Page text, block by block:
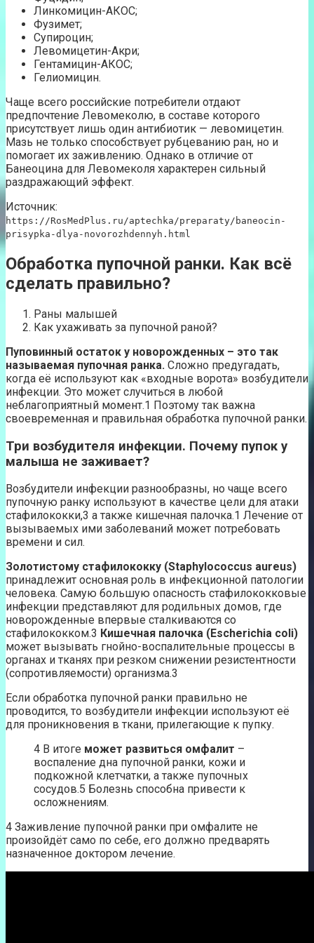
Линкомицин-АКОС;
Фузимет;
Супироцин;
Левомицетин-Акри;
Гентамицин-АКОС;
Гелиомицин.
Чаще всего российские потребители отдают
предпочтение Левомеколю, в составе которого
присутствует лишь один антибиотик — левомицетин.
Мазь не только способствует рубцеванию ран, но и
помогает их заживлению. Однако в отличие от
Банеоцина для Левомеколя характерен сильный
раздражающий эффект.
Источник:
https://RosMedPlus.ru/aptechka/preparaty/baneocin-
prisypka-dlya-novorozhdennyh.html
Обработка пупочной ранки. Как всё
сделать правильно?
Раны малышей
Как ухаживать за пупочной раной?
Пуповинный остаток у новорожденных – это так
называемая пупочная ранка. Сложно предугадать,
когда её используют как «входные ворота» возбудители
инфекции. Это может случиться в любой
неблагоприятный момент.1 Поэтому так важна
своевременная и правильная обработка пупочной ранки.
Три возбудителя инфекции. Почему пупок у
малыша не заживает?
Возбудители инфекции разнообразны, но чаще всего
пупочную ранку используют в качестве цели для атаки
стафилококки,3 а также кишечная палочка.1 Лечение от
вызываемых ими заболеваний может потребовать
времени и сил.
Золотистому стафилококку (Staphylococcus aureus)
принадлежит основная роль в инфекционной патологии
человека. Самую большую опасность стафилококковые
инфекции представляют для родильных домов, где
новорожденные впервые сталкиваются со
стафилококком.3 Кишечная палочка (Escherichia coli)
может вызывать гнойно-воспалительные процессы в
органах и тканях при резком снижении резистентности
(сопротивляемости) организма.3
Если обработка пупочной ранки правильно не
проводится, то возбудители инфекции используют её
для проникновения в ткани, прилегающие к пупку.
4 В итоге может развиться омфалит –
воспаление дна пупочной ранки, кожи и
подкожной клетчатки, а также пупочных
сосудов.5 Болезнь способна привести к
осложнениям.
4 Заживление пупочной ранки при омфалите не
произойдёт само по себе, его должно предварять
назначенное доктором лечение.